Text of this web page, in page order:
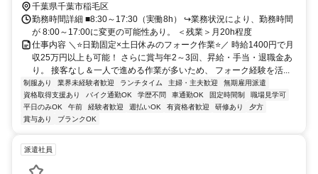
千葉県千葉市稲毛区
勤務時間詳細 ■8:30～17:30（実働8h） ↪業務状況により、勤務時間
が 8:00～17:00に変更の可能性あり。 ＜残業＞月20h程度
仕事内容 ＼⭐日勤固定×土日休みのフォーク作業⭐／ 時給1400円で月
収25万円以上も可能！ さらに賞与年2～3回、昇給・手当・退職金あ
り。 接客なし＆一人で進める作業が多いため、 フォーク経験を活...
制服あり 業界未経験者歓迎 ランチタイム 主婦・主夫歓迎
無期雇用派遣
資格取得支援あり
バイク通勤OK 学歴不問 車通勤OK 固定時間制
職場見学可
平日のみOK
午前 経験者歓迎 週払いOK 有資格者歓迎 研修あり
夕方
賞与あり
ブランクOK
派遣社員